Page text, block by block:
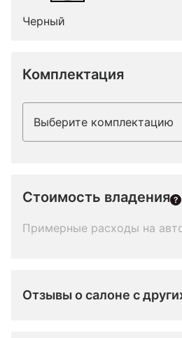
Черный
Комплектация
Выберите комплектацию
Стоимость владения
Примерные расходы на
Отзывы о салоне с